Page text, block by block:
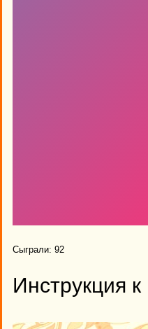
Сыграли: 92
Инструкция